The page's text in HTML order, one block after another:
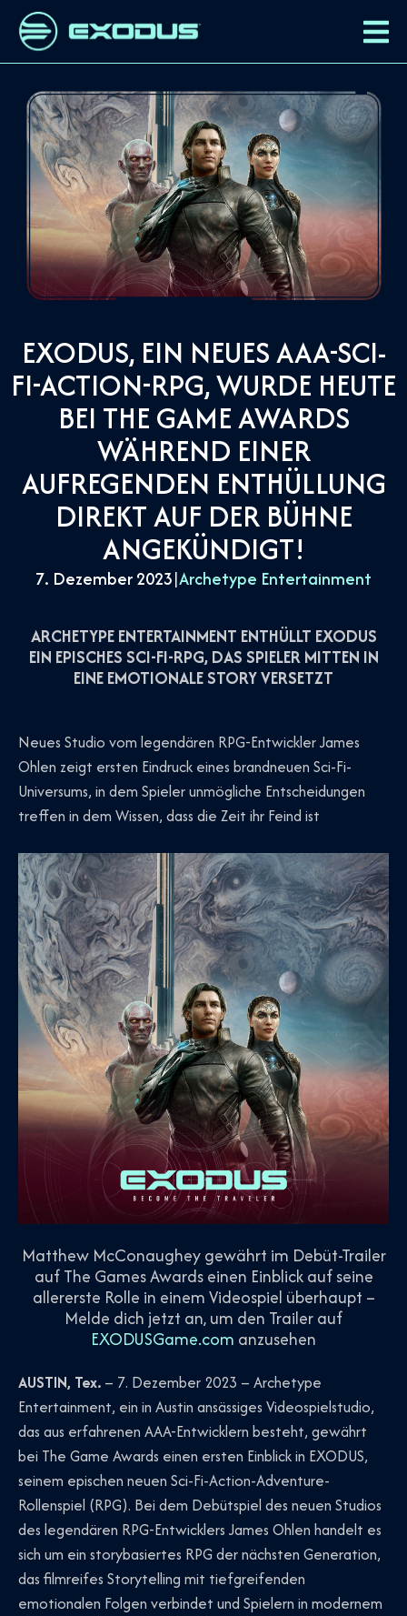
EXODUS, EIN NEUES AAA-SCI-
FI-ACTION-RPG, WURDE HEUTE
BEI THE GAME AWARDS
WÄHREND EINER
AUFREGENDEN ENTHÜLLUNG
DIREKT AUF DER BÜHNE
ANGEKÜNDIGT!
7. Dezember 2023|Archetype Entertainment
ARCHETYPE ENTERTAINMENT ENTHÜLLT EXODUS
EIN EPISCHES SCI-FI-RPG, DAS SPIELER MITTEN IN
EINE EMOTIONALE STORY VERSETZT
Neues Studio vom legendären RPG-Entwickler James
Ohlen zeigt ersten Eindruck eines brandneuen Sci-Fi-
Universums, in dem Spieler unmögliche Entscheidungen
treffen in dem Wissen, dass die Zeit ihr Feind ist
Matthew McConaughey gewährt im Debüt-Trailer
auf The Games Awards einen Einblick auf seine
allererste Rolle in einem Videospiel überhaupt –
Melde dich jetzt an, um den Trailer auf
EXODUSGame.com anzusehen
AUSTIN, Tex. – 7. Dezember 2023 – Archetype
Entertainment, ein in Austin ansässiges Videospielstudio,
das aus erfahrenen AAA-Entwicklern besteht, gewährt
bei The Game Awards einen ersten Einblick in EXODUS,
seinem epischen neuen Sci-Fi-Action-Adventure-
Rollenspiel (RPG). Bei dem Debütspiel des neuen Studios
des legendären RPG-Entwicklers James Ohlen handelt es
sich um ein storybasiertes RPG der nächsten Generation,
das filmreifes Storytelling mit tiefgreifenden
emotionalen Folgen verbindet und Spielern in modernem